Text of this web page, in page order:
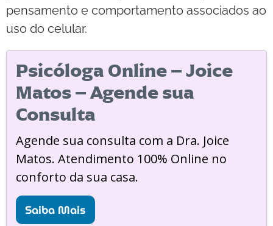
pensamento e comportamento associados ao
uso do celular.
Psicóloga Online – Joice
Matos – Agende sua
Consulta
Agende sua consulta com a Dra. Joice
Matos. Atendimento 100% Online no
conforto da sua casa.
Saiba Mais